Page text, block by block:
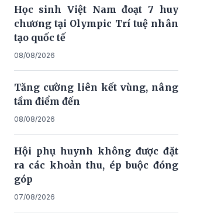
Học sinh Việt Nam đoạt 7 huy
chương tại Olympic Trí tuệ nhân
tạo quốc tế
08/08/2026
Tăng cường liên kết vùng, nâng
tầm điểm đến
08/08/2026
Hội phụ huynh không được đặt
ra các khoản thu, ép buộc đóng
góp
07/08/2026